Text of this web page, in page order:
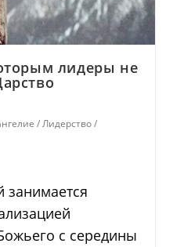
лидеры не
/ Лидерство /
занимается
с середины